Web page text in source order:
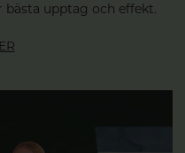
upptag och effekt.